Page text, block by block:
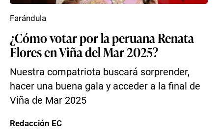
¿Cómo votar por la peruana Renata
Flores en Viña del Mar 2025?
Nuestra compatriota buscará sorprender,
hacer una buena gala y acceder a la final de
Viña de Mar 2025
Farándula
Redacción EC